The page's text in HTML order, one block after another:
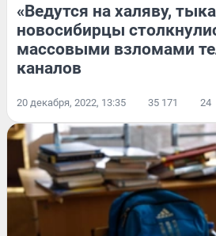
«Ведутся на халяву,
новосибирцы
массовыми взломами
каналов
20 декабря, 2022, 13:35 35 171 24